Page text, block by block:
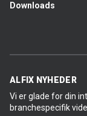
Downloads
ALFIX NYHEDER
Vi er glade for din
branchespecifik